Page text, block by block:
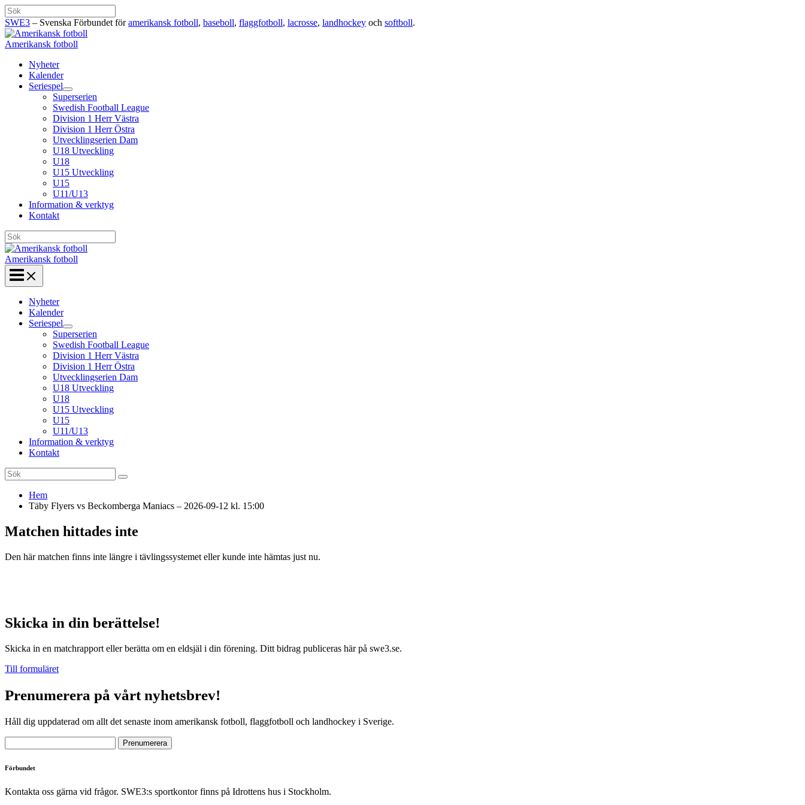
Hoppa
till
innehåll
Sök
SWE3 – Svenska Förbundet föramerikansk fotboll, baseboll, flaggfotboll, lacrosse, landhockey och softboll.
Amerikansk fotboll
Nyheter
Kalender
Seriespel
Superserien
Swedish Football League
Division 1 Herr Västra
Division 1 Herr Östra
Utvecklingserien Dam
U18 Utveckling
U18
U15 Utveckling
U15
U11/U13
Information & verktyg
Kontakt
Sök
Amerikansk fotboll
Nyheter
Kalender
Seriespel
Superserien
Swedish Football League
Division 1 Herr Västra
Division 1 Herr Östra
Utvecklingserien Dam
U18 Utveckling
U18
U15 Utveckling
U15
U11/U13
Information & verktyg
Kontakt
Search
for:
Hem
Täby Flyers vs Beckomberga Maniacs – 2026-09-12 kl. 15:00
Matchen hittades inte
Den här matchen finns inte längre i tävlingssystemet eller kunde inte hämtas just nu.
Skicka in din berättelse!
Skicka in en matchrapport eller berätta om en eldsjäl i din förening. Ditt bidrag publiceras här på swe3.se.
Till formuläret
Prenumerera på vårt nyhetsbrev!
Håll dig uppdaterad om allt det senaste inom amerikansk fotboll, flaggfotboll och landhockey i Sverige.
Förbundet
Kontakta oss gärna vid frågor. SWE3:s sportkontor finns på Idrottens hus i Stockholm.